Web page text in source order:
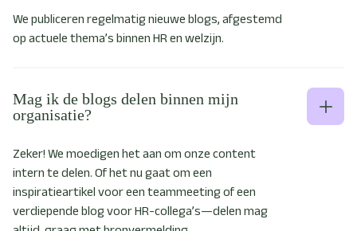
We publiceren regelmatig nieuwe blogs, afgestemd
op actuele thema’s binnen HR en welzijn.
Mag ik de blogs delen binnen mijn
organisatie?
Zeker! We moedigen het aan om onze content
intern te delen. Of het nu gaat om een
inspiratieartikel voor een teammeeting of een
verdiepende blog voor HR-collega’s—delen mag